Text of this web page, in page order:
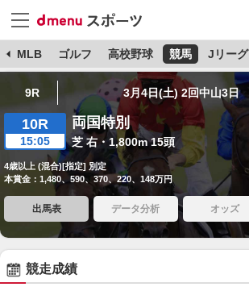
MLB ゴルフ 高校野球 競馬 Jリーグ
9R 3月4日(土) 2回中山3日
10R
15:05
両国特別
芝 右・1,800m 15頭
4歳以上 (混合)[指定] 別定
本賞金：1,480、590、370、220、148万円
出馬表 データ分析 オッズ
競走成績